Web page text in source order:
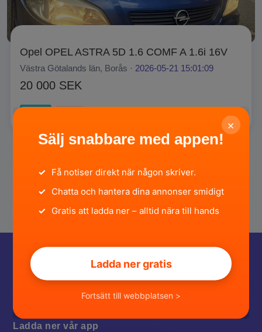
Opel OPEL ASTRA 5D 1.6 COMF A 1.6i 16V
Västra Götalands län, Borås · 2026-05-21 15:01:09
20 000 SEK
×
Sälj snabbare med appen!
✓ Få notiser direkt när någon skriver.
✓ Chatta och hantera dina annonser smidigt
✓ Gratis att ladda ner – alltid nära till hands
Ladda ner gratis
Fortsätt till webbplatsen >
Ladda ner vår app